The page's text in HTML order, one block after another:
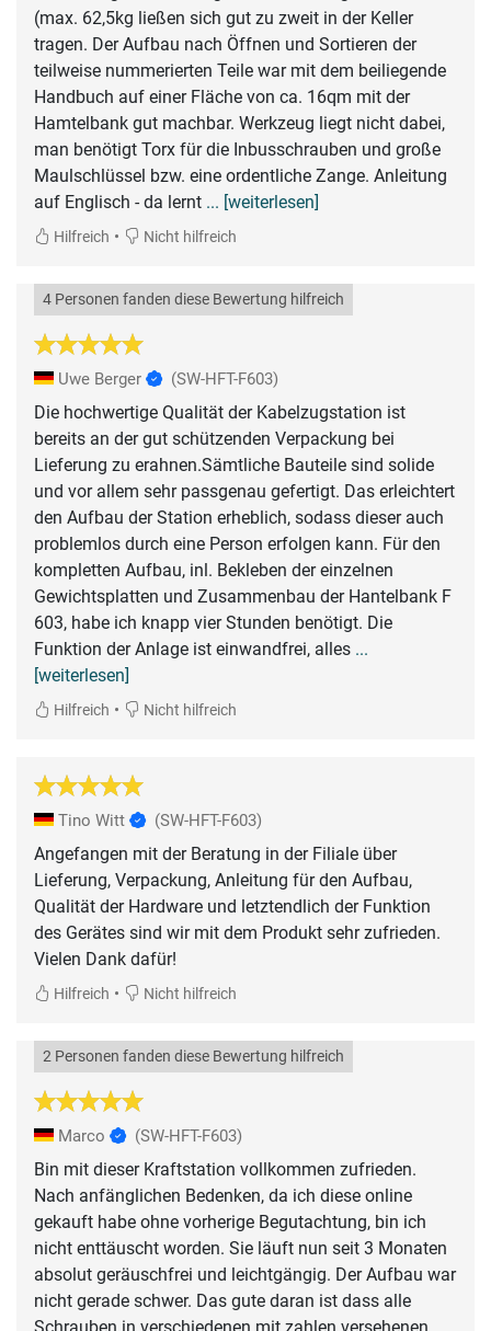
(max. 62,5kg ließen sich gut zu zweit in der Keller
tragen. Der Aufbau nach Öffnen und Sortieren der
teilweise nummerierten Teile war mit dem beiliegende
Handbuch auf einer Fläche von ca. 16qm mit der
Hamtelbank gut machbar. Werkzeug liegt nicht dabei,
man benötigt Torx für die Inbusschrauben und große
Maulschlüssel bzw. eine ordentliche Zange. Anleitung
auf Englisch - da lernt ... [weiterlesen]
Hilfreich • Nicht hilfreich
4 Personen fanden diese Bewertung hilfreich
Uwe Berger (SW-HFT-F603)
Die hochwertige Qualität der Kabelzugstation ist
bereits an der gut schützenden Verpackung bei
Lieferung zu erahnen.Sämtliche Bauteile sind solide
und vor allem sehr passgenau gefertigt. Das erleichtert
den Aufbau der Station erheblich, sodass dieser auch
problemlos durch eine Person erfolgen kann. Für den
kompletten Aufbau, inl. Bekleben der einzelnen
Gewichtsplatten und Zusammenbau der Hantelbank F
603, habe ich knapp vier Stunden benötigt. Die
Funktion der Anlage ist einwandfrei, alles ...
[weiterlesen]
Hilfreich • Nicht hilfreich
Tino Witt (SW-HFT-F603)
Angefangen mit der Beratung in der Filiale über
Lieferung, Verpackung, Anleitung für den Aufbau,
Qualität der Hardware und letztendlich der Funktion
des Gerätes sind wir mit dem Produkt sehr zufrieden.
Vielen Dank dafür!
Hilfreich • Nicht hilfreich
2 Personen fanden diese Bewertung hilfreich
Marco (SW-HFT-F603)
Bin mit dieser Kraftstation vollkommen zufrieden.
Nach anfänglichen Bedenken, da ich diese online
gekauft habe ohne vorherige Begutachtung, bin ich
nicht enttäuscht worden. Sie läuft nun seit 3 Monaten
absolut geräuschfrei und leichtgängig. Der Aufbau war
nicht gerade schwer. Das gute daran ist dass alle